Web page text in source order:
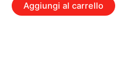
Aggiungi al carrello